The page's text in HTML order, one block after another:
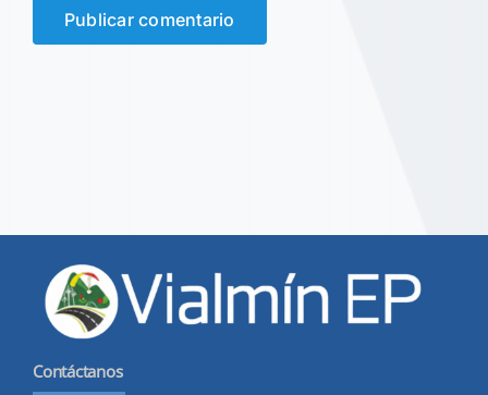
Contáctanos